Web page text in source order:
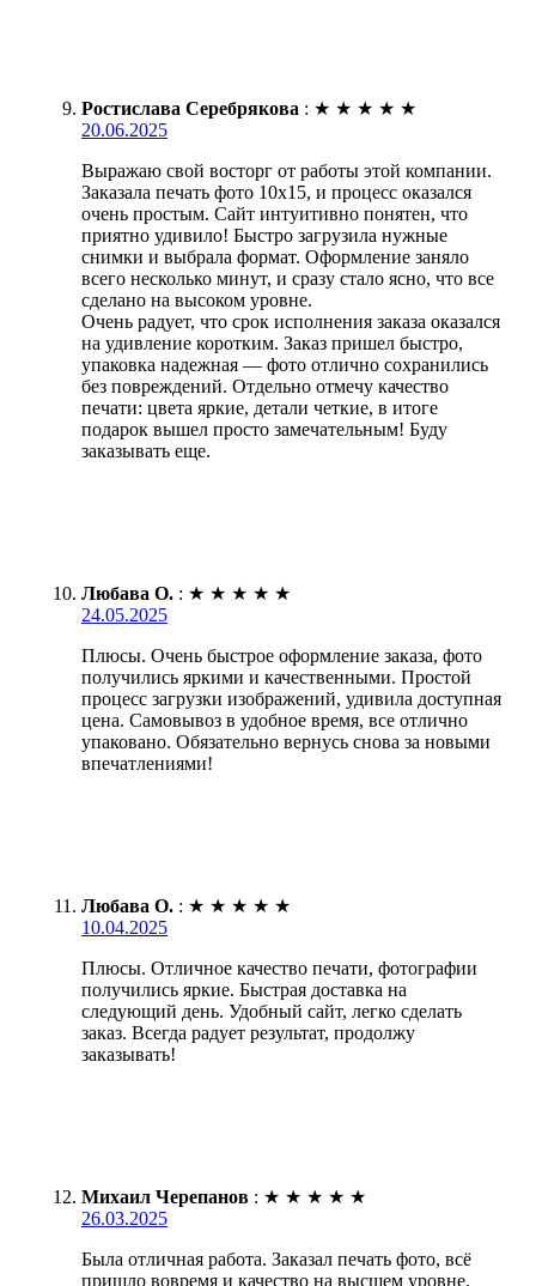
Ростислава Серебрякова : ★ ★ ★ ★ ★
20.06.2025
Выражаю свой восторг от работы этой компании.
Заказала печать фото 10х15, и процесс оказался
очень простым. Сайт интуитивно понятен, что
приятно удивило! Быстро загрузила нужные
снимки и выбрала формат. Оформление заняло
всего несколько минут, и сразу стало ясно, что все
сделано на высоком уровне.
Очень радует, что срок исполнения заказа оказался
на удивление коротким. Заказ пришел быстро,
упаковка надежная — фото отлично сохранились
без повреждений. Отдельно отмечу качество
печати: цвета яркие, детали четкие, в итоге
подарок вышел просто замечательным! Буду
заказывать еще.
Любава О. : ★ ★ ★ ★ ★
24.05.2025
Плюсы. Очень быстрое оформление заказа, фото
получились яркими и качественными. Простой
процесс загрузки изображений, удивила доступная
цена. Самовывоз в удобное время, все отлично
упаковано. Обязательно вернусь снова за новыми
впечатлениями!
Любава О. : ★ ★ ★ ★ ★
10.04.2025
Плюсы. Отличное качество печати, фотографии
получились яркие. Быстрая доставка на
следующий день. Удобный сайт, легко сделать
заказ. Всегда радует результат, продолжу
заказывать!
Михаил Черепанов : ★ ★ ★ ★ ★
26.03.2025
Была отличная работа. Заказал печать фото, всё
пришло вовремя и качество на высшем уровне.